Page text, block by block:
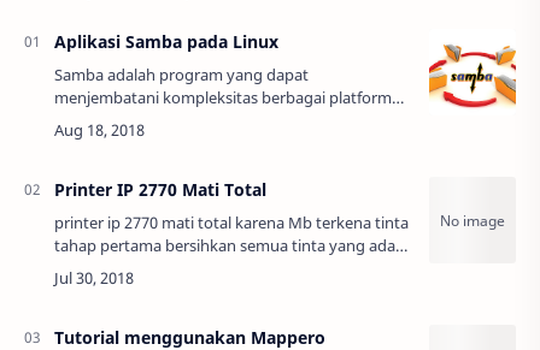
Aplikasi Samba pada Linux
Samba adalah program yang dapat
menjembatani kompleksitas berbagai platform
system operasi Linux(UNIX) dengan mesin
Windows yang dijalankan dalam suatu jaringan
Printer IP 2770 Mati Total
printer ip 2770 mati total karena Mb terkena tinta
tahap pertama bersihkan semua tinta yang ada
di MB dengan air atau tiner tunggu hingga
Tutorial menggunakan Mappero